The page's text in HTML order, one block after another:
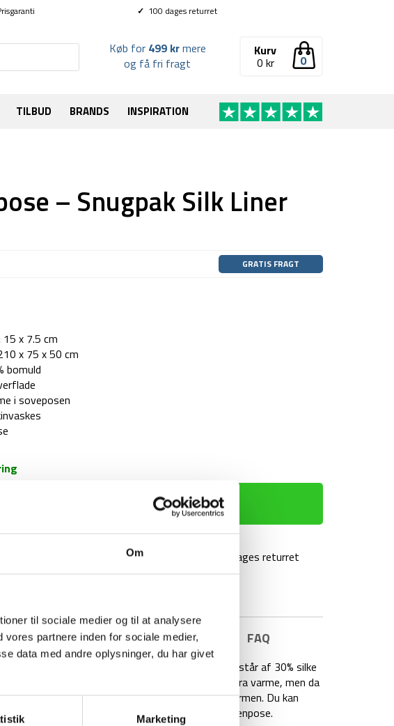
Om
til sociale medier og til at analysere
partnere inden for sociale medier,
data med andre oplysninger, du har givet
Marketing
✓ 100 dages returret
0
Kurv
0 kr
Køb for 499 krmere
og få fri fragt
TILBUD BRANDS INSPIRATION
– Snugpak Silk Liner
GRATIS FRAGT
15 x 7.5 cm
x 75 x 50 cm
bomuld
i soveposen
TILFØJ TIL KURV
Fri fragt over 499 kr 100 dages returret
YDERLIGERE INFORMATION BRAND FAQ
Snugpak. Lagenposen er i et silke mix, som består af 30% silke
i silke er typisk ikke det man forventer giver ekstra varme, men da
så betyder det, at silke også holder godt på varmen. Du kan
luksuriøst og varmt lag med denne silke lagenpose.